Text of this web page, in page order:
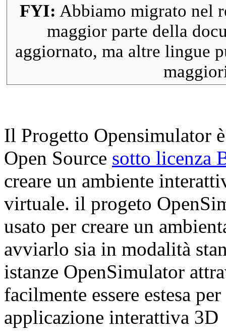
FYI: Abbiamo migrato nel
maggior parte della
aggiornato, ma altre lingue
Il Progetto Opensimulator
Open Source sotto licenza
creare un ambiente
virtuale. il progeto
usato per creare un
avviarlo sia in modalità
istanze OpenSimulator
facilmente essere estesa
applicazione interattiva 3D